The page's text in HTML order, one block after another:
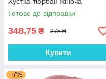
Готово до відправки
348,75 ₴ 375 ₴
Купити
–7%